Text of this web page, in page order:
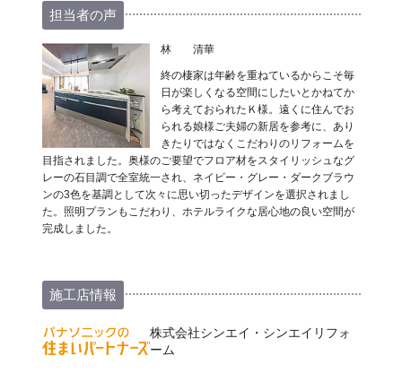
担当者の声
林 清華
終の棲家は年齢を重ねているからこそ毎
日が楽しくなる空間にしたいとかねてか
ら考えておられたＫ様。遠くに住んでお
られる娘様ご夫婦の新居を参考に、あり
きたりではなくこだわりのリフォームを
目指されました。奥様のご要望でフロア材をスタイリッシュなグ
レーの石目調で全室統一され、ネイビー・グレー・ダークブラウ
ンの3色を基調として次々に思い切ったデザインを選択されまし
た。照明プランもこだわり、ホテルライクな居心地の良い空間が
完成しました。
施工店情報
株式会社シンエイ・シンエイリフォ
ーム